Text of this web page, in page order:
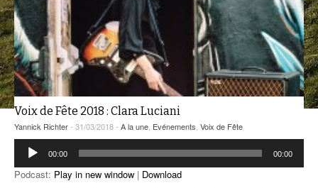
ZIRCONIUM
ANCIENNES ÉMISSIONS
Voix de Fête 2018 : Clara Luciani
Yannick Richter- 31/03/2018 - A la une Evénements Voix de Fête
Lecteur
audio
00:00 00:00
Podcast: Play in new window | Download